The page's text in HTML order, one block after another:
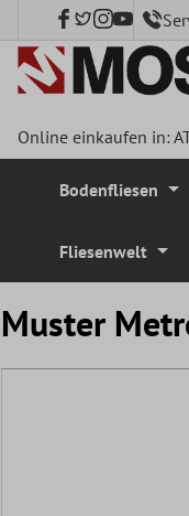
springen
Online einkaufen in:
Bodenfliesen
Fliesenwelt
Muster